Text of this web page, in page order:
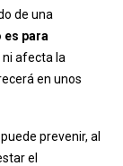
de una
es para
ni afecta la
en unos
prevenir, al
el